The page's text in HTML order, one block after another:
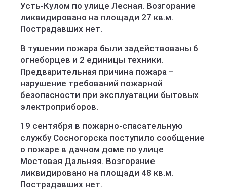
Усть-Кулом по улице Лесная. Возгорание
ликвидировано на площади 27 кв.м.
Пострадавших нет.
В тушении пожара были задействованы 6
огнеборцев и 2 единицы техники.
Предварительная причина пожара –
нарушение требований пожарной
безопасности при эксплуатации бытовых
электроприборов.
19 сентября в пожарно-спасательную
службу Сосногорска поступило сообщение
о пожаре в дачном доме по улице
Мостовая Дальняя. Возгорание
ликвидировано на площади 48 кв.м.
Пострадавших нет.